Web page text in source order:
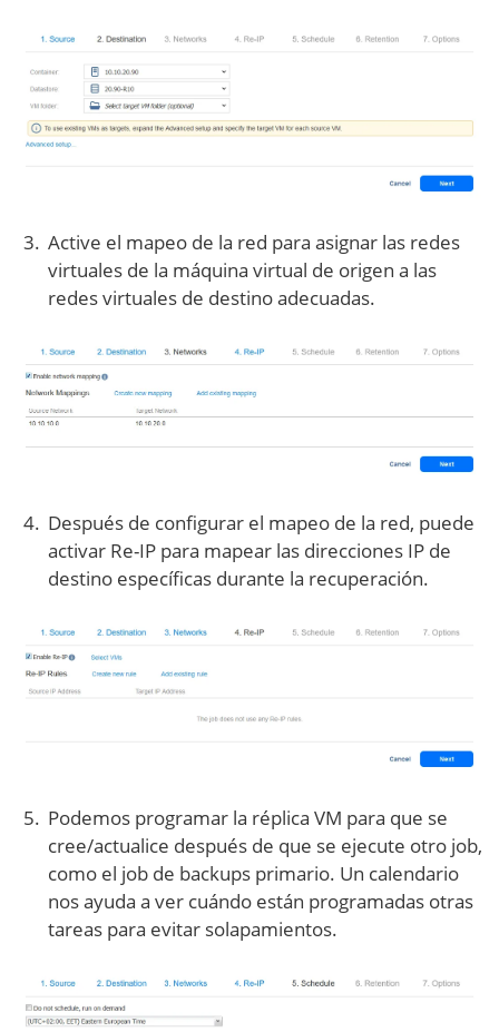
Active el mapeo de la red para asignar las redes
virtuales de la máquina virtual de origen a las
redes virtuales de destino adecuadas.
Después de configurar el mapeo de la red, puede
activar Re-IP para mapear las direcciones IP de
destino específicas durante la recuperación.
Podemos programar la réplica VM para que se
cree/actualice después de que se ejecute otro job,
como el job de backups primario. Un calendario
nos ayuda a ver cuándo están programadas otras
tareas para evitar solapamientos.